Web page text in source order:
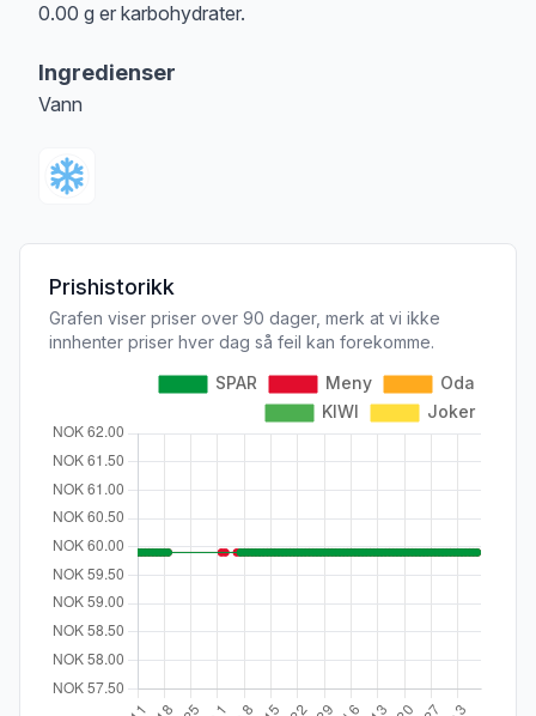
0.00 g er karbohydrater.
Ingredienser
Vann
Prishistorikk
Grafen viser priser over 90 dager, merk at vi ikke
innhenter priser hver dag så feil kan forekomme.